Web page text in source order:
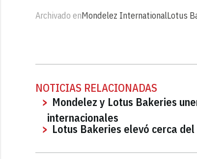
Archivado enMondelez InternationalLotus
NOTICIAS RELACIONADAS
Mondelez y Lotus Bakeries
internacionales
Lotus Bakeries elevó cerca